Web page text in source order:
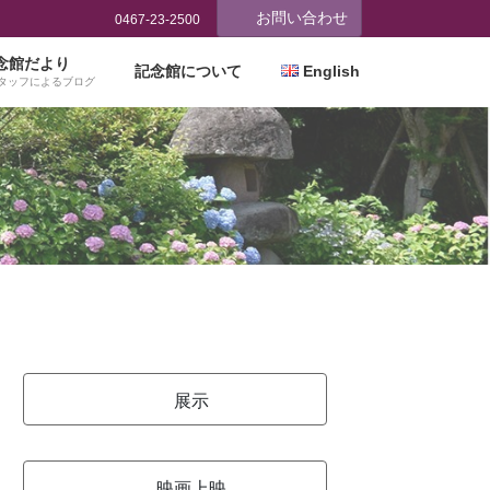
0467-23-2500 お問い合わせ
館だより
ッフによるブログ
記念館について English
展示